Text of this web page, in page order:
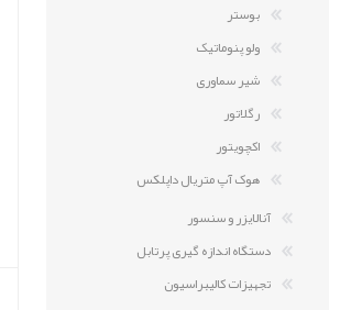
بوستر
ولو پنوماتیک
شیر سماوری
رگلاتور
اکچویتور
هوک آپ متریال داپلکس
آنالایزر و سنسور
دستگاه اندازه گیری پرتابل
تجهیزات کالیبراسیون